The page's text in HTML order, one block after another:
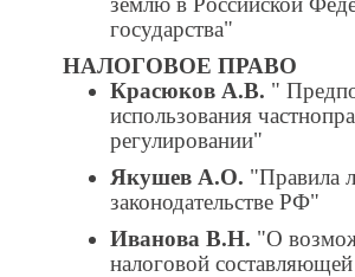
государства"
НАЛОГОВОЕ ПРАВО
Красюков А.В. "
использования
регулировании"
Якушев А.О. "Правила
законодательстве РФ"
Иванова В.Н. "О
налоговой